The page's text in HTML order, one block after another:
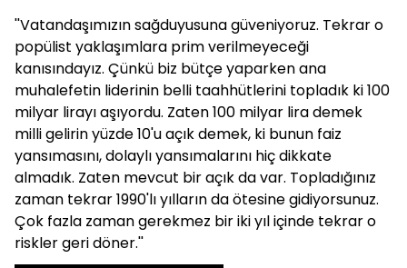
''Vatandaşımızın sağduyusuna güveniyoruz. Tekrar o
popülist yaklaşımlara prim verilmeyeceği
kanısındayız. Çünkü biz bütçe yaparken ana
muhalefetin liderinin belli taahhütlerini topladık ki 100
milyar lirayı aşıyordu. Zaten 100 milyar lira demek
milli gelirin yüzde 10'u açık demek, ki bunun faiz
yansımasını, dolaylı yansımalarını hiç dikkate
almadık. Zaten mevcut bir açık da var. Topladığınız
zaman tekrar 1990'lı yılların da ötesine gidiyorsunuz.
Çok fazla zaman gerekmez bir iki yıl içinde tekrar o
riskler geri döner.''